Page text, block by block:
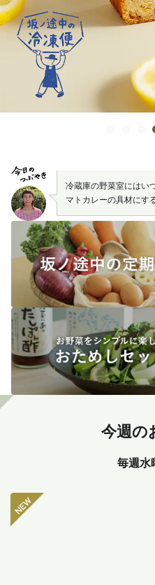
冷蔵庫の野菜室にはい
マトカレーの具材にす
今週の
毎週水